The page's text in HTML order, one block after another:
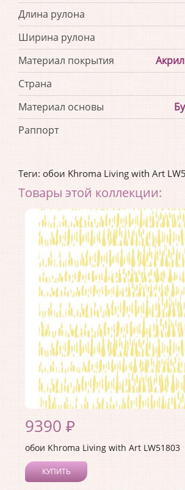
Длина рулона
Ширина рулона
Материал покрытия
Страна
Материал основы
Раппорт
Теги: обои Khroma Living with Art
Товары этой коллекции:
9390 ₽
обои Khroma Living with Art LW51803
КУПИТЬ